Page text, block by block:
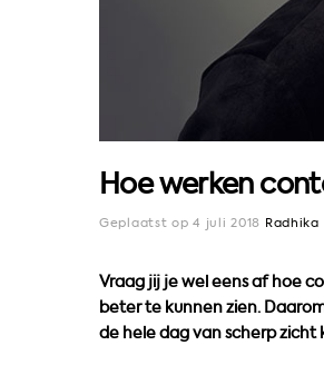
Hoe werken
Geplaatst op 4 juli 2018 Radhika
Vraag jij je wel eens af hoe
beter te kunnen zien.
de hele dag van scherp zicht